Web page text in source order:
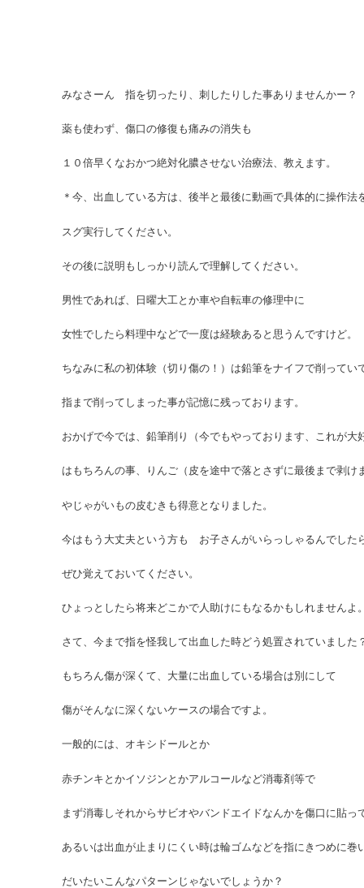
みなさーん 指を切ったり、刺したりした事ありませんかー？
薬も使わず、傷口の修復も痛みの消失も
１０倍早くなおかつ絶対化膿させない治療法、教えます。
＊今、出血している方は、後半と最後に動画で具体的に操作法
スグ実行してください。
その後に説明もしっかり読んで理解してください。
男性であれば、日曜大工とか車や自転車の修理中に
女性でしたら料理中などで一度は経験あると思うんですけど。
ちなみに私の初体験（切り傷の！）は鉛筆をナイフで削ってい
指まで削ってしまった事が記憶に残っております。
おかげで今では、鉛筆削り（今でもやっております、これが大
はもちろんの事、りんご（皮を途中で落とさずに最後まで剥け
やじゃがいもの皮むきも得意となりました。
今はもう大丈夫という方も お子さんがいらっしゃるんでした
ぜひ覚えておいてください。
ひょっとしたら将来どこかで人助けにもなるかもしれませんよ
さて、今まで指を怪我して出血した時どう処置されていました
もちろん傷が深くて、大量に出血している場合は別にして
傷がそんなに深くないケースの場合ですよ。
一般的には、オキシドールとか
赤チンキとかイソジンとかアルコールなど消毒剤等で
まず消毒しそれからサビオやバンドエイドなんかを傷口に貼っ
あるいは出血が止まりにくい時は輪ゴムなどを指にきつめに巻
だいたいこんなパターンじゃないでしょうか？